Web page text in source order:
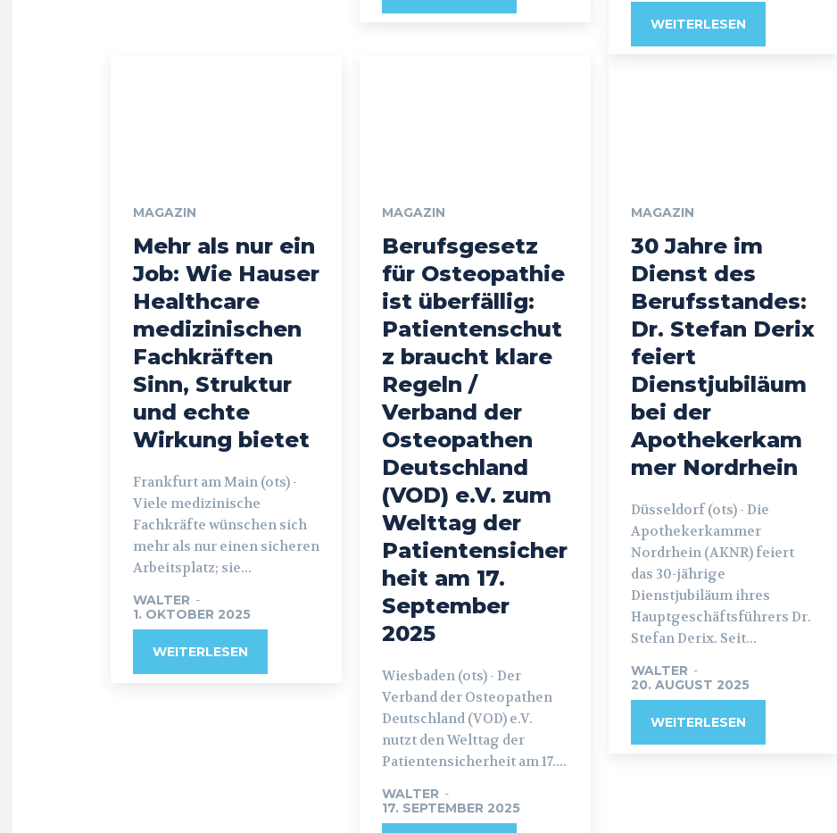
WEITERLESEN
MAGAZIN
Mehr als nur ein
Job: Wie Hauser
Healthcare
medizinischen
Fachkräften
Sinn, Struktur
und echte
Wirkung bietet
Frankfurt am Main (ots) -
Viele medizinische
Fachkräfte wünschen sich
mehr als nur einen sicheren
Arbeitsplatz; sie...
WALTER -
1. OKTOBER 2025
WEITERLESEN
MAGAZIN
Berufsgesetz
für Osteopathie
ist überfällig:
Patientenschut
z braucht klare
Regeln /
Verband der
Osteopathen
Deutschland
(VOD) e.V. zum
Welttag der
Patientensicher
heit am 17.
September
2025
Wiesbaden (ots) - Der
Verband der Osteopathen
Deutschland (VOD) e.V.
nutzt den Welttag der
Patientensicherheit am 17....
WALTER -
17. SEPTEMBER 2025
MAGAZIN
30 Jahre im
Dienst des
Berufsstandes:
Dr. Stefan Derix
feiert
Dienstjubiläum
bei der
Apothekerkam
mer Nordrhein
Düsseldorf (ots) - Die
Apothekerkammer
Nordrhein (AKNR) feiert
das 30-jährige
Dienstjubiläum ihres
Hauptgeschäftsführers Dr.
Stefan Derix. Seit...
WALTER -
20. AUGUST 2025
WEITERLESEN